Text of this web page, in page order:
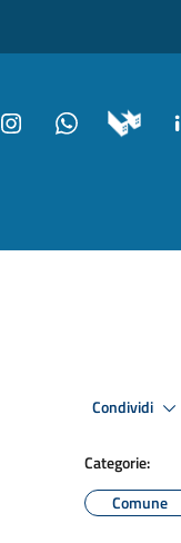
Condividi
Categorie:
Comune